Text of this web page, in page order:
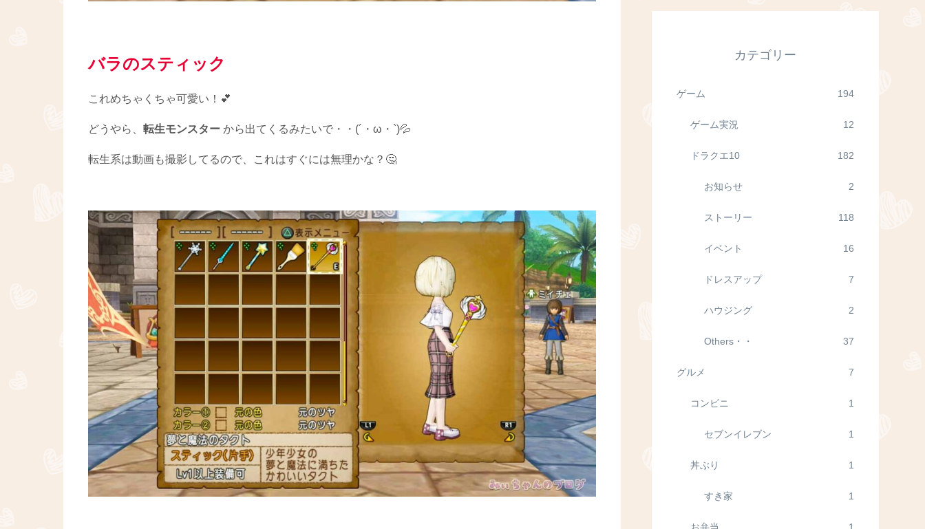
バラのスティック
これめちゃくちゃ可愛い！💕
どうやら、 転生モンスター から出てくるみたいで・・(´・ω・`)💦
転生系は動画も撮影してるので、これはすぐには無理かな？🤔
カテゴリー
ゲーム 194
ゲーム実況 12
ドラクエ10 182
お知らせ 2
ストーリー 118
イベント 16
ドレスアップ 7
ハウジング 2
Others・・ 37
グルメ 7
コンビニ 1
セブンイレブン 1
丼ぶり 1
すき家 1
お弁当 1